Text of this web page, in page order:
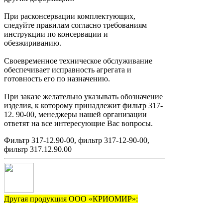
При расконсервации комплектующих,
следуйте правилам согласно требованиям
инструкции по консервации и
обезжириванию.
Своевременное техническое обслуживание
обеспечивает исправность агрегата и
готовность его по назначению.
При заказе желательно указывать обозначение
изделия, к которому принадлежит фильтр 317-
12. 90-00, менеджеры нашей организации
ответят на все интересующие Вас вопросы.
Фильтр 317-12.90-00, фильтр 317-12-90-00,
фильтр 317.12.90.00
Другая продукция ООО «КРИОМИР»: